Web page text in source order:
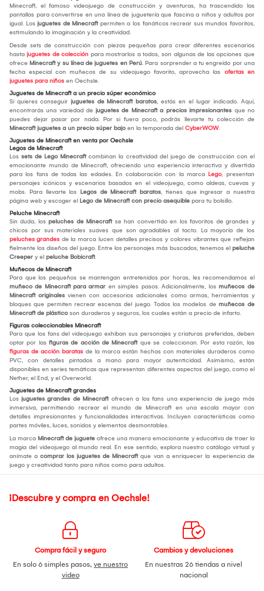
Minecraft, el famoso videojuego de construcción y aventuras, ha trascendido las
pantallas para convertirse en una línea de juguetería que fascina a niños y adultos por
igual. Los juguetes de Minecraftpermiten a los fanáticos recrear sus mundos favoritos,
estimulando la imaginación y la creatividad.
Desde sets de construcción con piezas pequeñas para crear diferentes escenarios
hasta juguetes de colección para mostrarlos a todos, son algunas de las opciones que
ofrece Minecraft y su línea de juguetes en Perú. Para sorprender a tu engreído por una
fecha especial con muñecos de su videojuego favorito, aprovecha las ofertas en
juguetes para niños en Oechsle.
Juguetes de Minecraft a un precio súper económico
Si quieres conseguir juguetes de Minecraft baratos, estás en el lugar indicado. Aquí,
encontrarás una variedad de juguetes de Minecraft a precios impresionantes que no
puedes dejar pasar por nada. Por si fuera poco, podrás llevarte tu colección de
Minecraft juguetes a un precio súper bajo en la temporada del CyberWOW.
Juguetes de Minecraft en venta por Oechsle
Legos de Minecraft
Los sets de Lego Minecraftcombinan la creatividad del juego de construcción con el
emocionante mundo de Minecraft, ofreciendo una experiencia interactiva y divertida
para los fans de todas las edades. En colaboración con la marca Lego, presentan
personajes icónicos y escenarios basados en el videojuego, como aldeas, cuevas y
mobs. Para llevarte los Legos de Minecraft baratos, tienes que ingresar a nuestra
página web y escoger el Lego de Minecraft con precio asequible para tu bolsillo.
Peluche Minecraft
Sin duda, los peluches de Minecraftse han convertido en los favoritos de grandes y
chicos por sus materiales suaves que son agradables al tacto. La mayoría de los
peluches grandes de la marca lucen detalles precisos y colores vibrantes que reflejan
fielmente los diseños del juego. Entre los personajes más buscados, tenemos el peluche
Creeper y el peluche Bobicraft.
Muñecos de Minecraft
Para que los pequeños se mantengan entretenidos por horas, les recomendamos el
muñeco de Minecraft para armar en simples pasos. Adicionalmente, los muñecos de
Minecraft originales vienen con accesorios adicionales como armas, herramientas y
bloques que permiten recrear escenas del juego. Todos los modelos de muñecos de
Minecraft de plástico son duraderos y seguros, los cuales están a precio de infarto.
Figuras coleccionables Minecraft
Para que los fans del videojuego exhiban sus personajes y criaturas preferidas, deben
optar por las figuras de acción de Minecraftque se coleccionan. Por esta razón, las
figuras de acción baratas de la marca están hechas con materiales duraderos como
PVC, con detalles pintados a mano para mayor autenticidad. Asimismo, están
disponibles en series temáticas que representan diferentes aspectos del juego, como el
Nether, el End, y el Overworld.
Juguetes de Minecraft grandes
Los juguetes grandes de Minecraftofrecen a los fans una experiencia de juego más
inmersiva, permitiendo recrear el mundo de Minecraft en una escala mayor con
detalles impresionantes y funcionalidades interactivas. Incluyen características como
partes móviles, luces, sonidos y elementos desmontables.
La marca Minecraft de juguete ofrece una manera emocionante y educativa de traer la
magia del videojuego al mundo real. En ese sentido, explora nuestro catálogo virtual y
anímate a comprar los juguetes de Minecraftque van a enriquecer la experiencia de
juego y creatividad tanto para niños como para adultos.
¡Descubre y compra en Oechsle!
Compra fácil y seguro
En solo 6 simples pasos, ve nuestro
video
Cambios y devoluciones
En nuestras 26 tiendas a nivel
nacional